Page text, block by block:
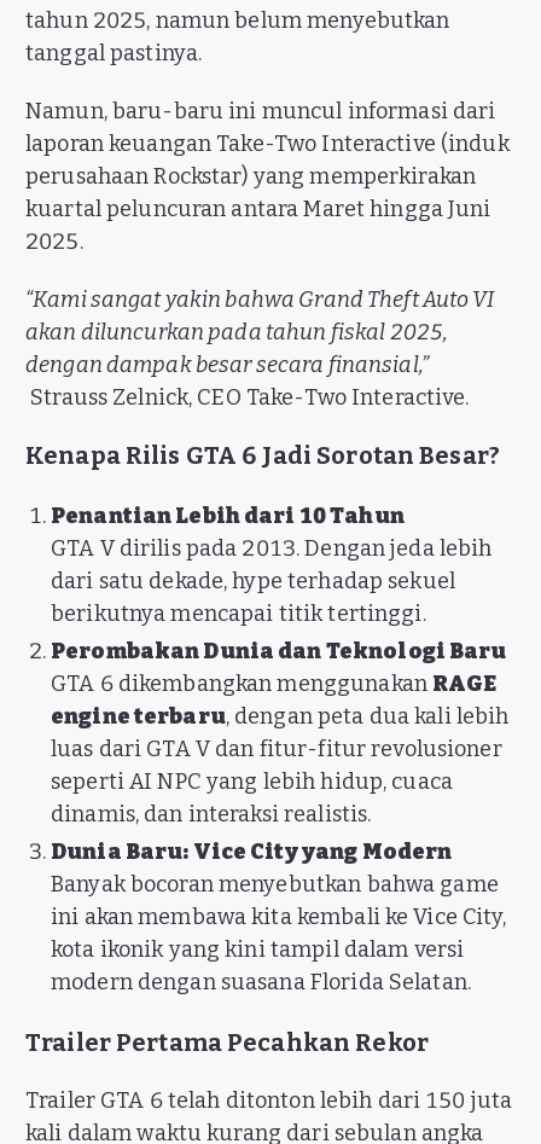
tahun 2025, namun belum menyebutkan
tanggal pastinya.
Namun, baru-baru ini muncul informasi dari
laporan keuangan Take-Two Interactive (induk
perusahaan Rockstar) yang memperkirakan
kuartal peluncuran antara Maret hingga Juni
2025.
“Kami sangat yakin bahwa Grand Theft Auto VI
akan diluncurkan pada tahun fiskal 2025,
dengan dampak besar secara finansial,”
Strauss Zelnick, CEO Take-Two Interactive.
Kenapa Rilis GTA 6 Jadi Sorotan Besar?
Penantian Lebih dari 10 Tahun
GTA V dirilis pada 2013. Dengan jeda lebih
dari satu dekade, hype terhadap sekuel
berikutnya mencapai titik tertinggi.
Perombakan Dunia dan Teknologi Baru
GTA 6 dikembangkan menggunakan RAGE
engine terbaru, dengan peta dua kali lebih
luas dari GTA V dan fitur-fitur revolusioner
seperti AI NPC yang lebih hidup, cuaca
dinamis, dan interaksi realistis.
Dunia Baru: Vice City yang Modern
Banyak bocoran menyebutkan bahwa game
ini akan membawa kita kembali ke Vice City,
kota ikonik yang kini tampil dalam versi
modern dengan suasana Florida Selatan.
Trailer Pertama Pecahkan Rekor
Trailer GTA 6 telah ditonton lebih dari 150 juta
kali dalam waktu kurang dari sebulan angka